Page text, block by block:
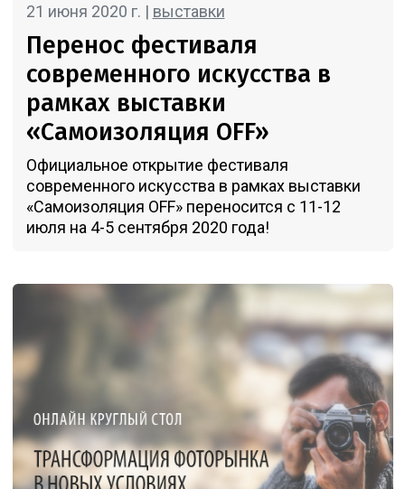
21 июня 2020 г. | выставки
Перенос фестиваля
современного искусства в
рамках выставки
«Самоизоляция OFF»
Официальное открытие фестиваля
современного искусства в рамках выставки
«Самоизоляция OFF» переносится с 11-12
июля на 4-5 сентября 2020 года!